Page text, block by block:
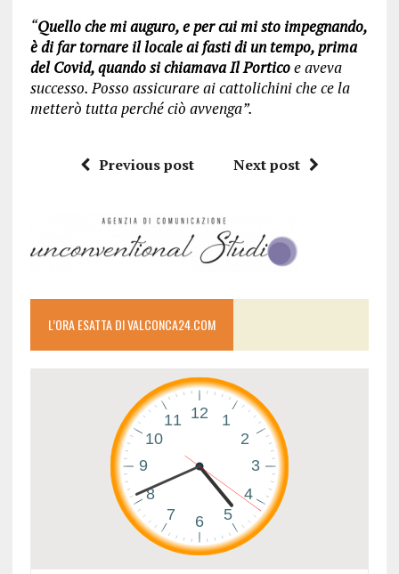
“Quello che mi auguro, e per cui mi sto impegnando,
è di far tornare il locale ai fasti di un tempo, prima
del Covid, quando si chiamava Il Porticoe aveva
successo. Posso assicurare ai cattolichini che ce la
metterò tutta perché ciò avvenga”.
Previous post Next post
L’ORA ESATTA DI VALCONCA24.COM